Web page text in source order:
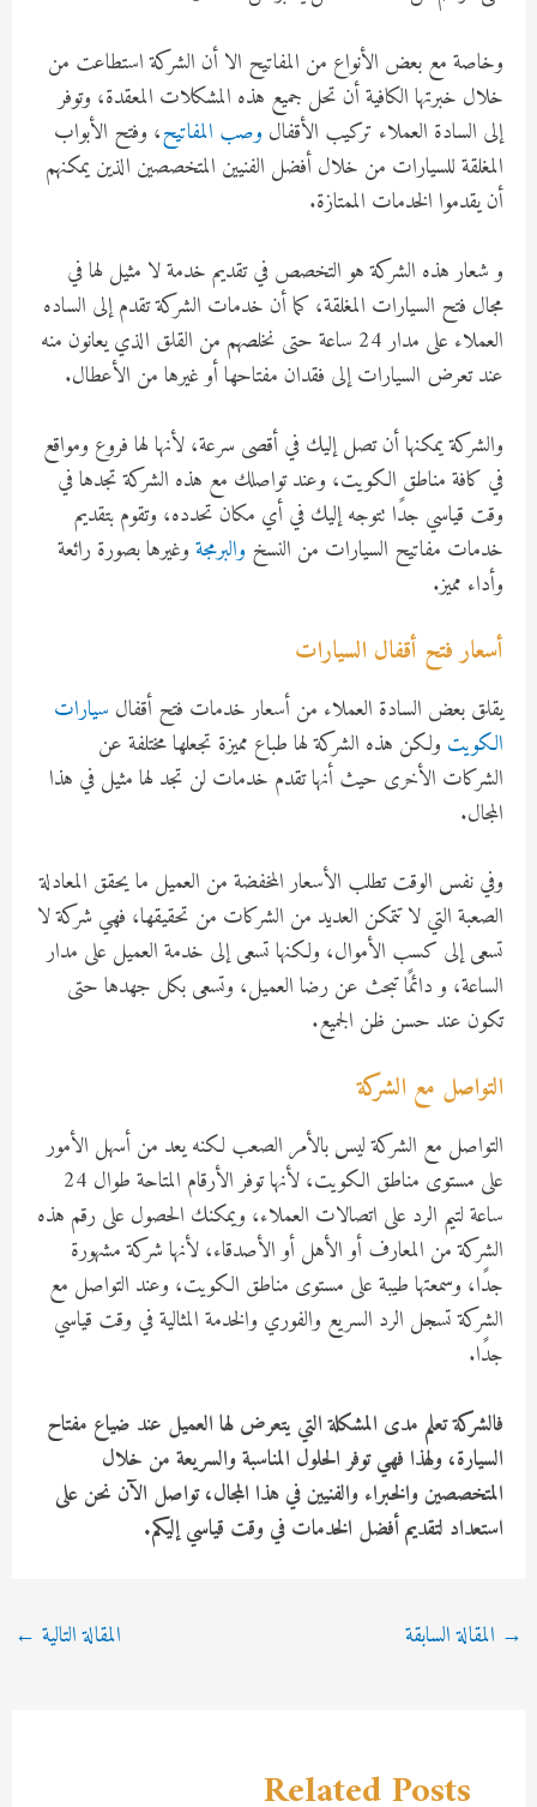
وخاصة مع بعض الأنواع من المفاتيح الا أن الشركة استطاعت من
خلال خبرتها الكافية أن تحل جميع هذه المشكلات المعقدة، وتوفر
إلى السادة العملاء تركيب الأقفال وصب المفاتيح، وفتح الأبواب
المغلقة للسيارات من خلال أفضل الفنيين المتخصصين الذين يمكنهم
أن يقدموا الخدمات الممتازة.
و شعار هذه الشركة هو التخصص في تقديم خدمة لا مثيل لها في
مجال فتح السيارات المغلقة، كما أن خدمات الشركة تقدم إلى الساده
العملاء على مدار 24 ساعة حتى نخلصهم من القلق الذي يعانون منه
عند تعرض السيارات إلى فقدان مفتاحها أو غيرها من الأعطال.
والشركة يمكنها أن تصل إليك في أقصى سرعة، لأنها لها فروع ومواقع
في كافة مناطق الكويت، وعند تواصلك مع هذه الشركة تجدها في
وقت قياسي جدًا تتوجه إليك في أي مكان تحدده، وتقوم بتقديم
خدمات مفاتيح السيارات من النسخ والبرمجةوغيرها بصورة رائعة
وأداء مميز.
أسعار فتح أقفال السيارات
يقلق بعض السادة العملاء من أسعار خدمات فتح أقفال سيارات
الكويت ولكن هذه الشركة لها طباع مميزة تجعلها مختلفة عن
الشركات الأخرى حيث أنها تقدم خدمات لن تجد لها مثيل في هذا
المجال.
وفي نفس الوقت تطلب الأسعار المخفضة من العميل ما يحقق المعادلة
الصعبة التي لا تتمكن العديد من الشركات من تحقيقها، فهي شركة لا
تسعى إلى كسب الأموال، ولكنها تسعى إلى خدمة العميل على مدار
الساعة، و دائمًا تبحث عن رضا العميل، وتسعى بكل جهدها حتى
تكون عند حسن ظن الجميع.
التواصل مع الشركة
التواصل مع الشركة ليس بالأمر الصعب لكنه يعد من أسهل الأمور
على مستوى مناطق الكويت، لأنها توفر الأرقام المتاحة طوال 24
ساعة لتيم الرد على اتصالات العملاء، ويمكنك الحصول على رقم هذه
الشركة من المعارف أو الأهل أو الأصدقاء، لأنها شركة مشهورة
جدًا، وسمعتها طيبة على مستوى مناطق الكويت، وعند التواصل مع
الشركة تسجل الرد السريع والفوري والخدمة المثالية في وقت قياسي
جدًا.
فالشركة تعلم مدى المشكلة التي يتعرض لها العميل عند ضياع مفتاح
السيارة، ولهذا فهي توفر الحلول المناسبة والسريعة من خلال
المتخصصين والخبراء والفنيين في هذا المجال، تواصل الآن نحن على
استعداد لتقديم أفضل الخدمات في وقت قياسي إليكم.
Post
→ المقالة السابقة المقالة التالية ←
Related Posts